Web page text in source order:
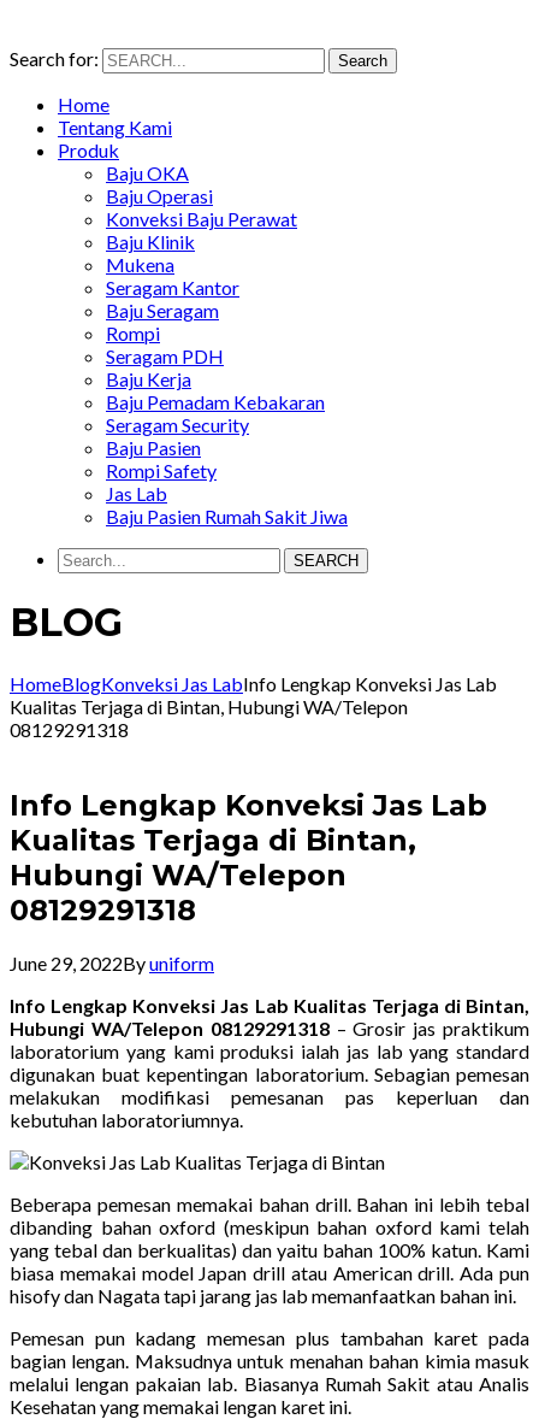
Search for: Search
Home
Tentang Kami
Produk
Baju OKA
Baju Operasi
Konveksi Baju Perawat
Baju Klinik
Mukena
Seragam Kantor
Baju Seragam
Rompi
Seragam PDH
Baju Kerja
Baju Pemadam Kebakaran
Seragam Security
Baju Pasien
Rompi Safety
Jas Lab
Baju Pasien Rumah Sakit Jiwa
SEARCH
BLOG
HomeBlogKonveksi Jas LabInfo Lengkap Konveksi Jas Lab
Kualitas Terjaga di Bintan, Hubungi WA/Telepon
08129291318
Info Lengkap Konveksi Jas Lab
Kualitas Terjaga di Bintan,
Hubungi WA/Telepon
08129291318
June 29, 2022Byuniform
Info Lengkap Konveksi Jas Lab Kualitas Terjaga di Bintan,
Hubungi WA/Telepon 08129291318– Grosir jas praktikum
laboratorium yang kami produksi ialah jas lab yang standard
digunakan buat kepentingan laboratorium. Sebagian pemesan
melakukan modifikasi pemesanan pas keperluan dan
kebutuhan laboratoriumnya.
Beberapa pemesan memakai bahan drill. Bahan ini lebih tebal
dibanding bahan oxford (meskipun bahan oxford kami telah
yang tebal dan berkualitas) dan yaitu bahan 100% katun. Kami
biasa memakai model Japan drill atau American drill. Ada pun
hisofy dan Nagata tapi jarang jas lab memanfaatkan bahan ini.
Pemesan pun kadang memesan plus tambahan karet pada
bagian lengan. Maksudnya untuk menahan bahan kimia masuk
melalui lengan pakaian lab. Biasanya Rumah Sakit atau Analis
Kesehatan yang memakai lengan karet ini.